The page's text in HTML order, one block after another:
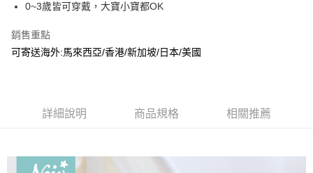
運送方式
全家取貨付款
每筆NT$65，滿NT$1,200(含以上)免運費
7-11取貨付款
付款後7-11取貨
0~3歲皆可穿戴，大寶小寶都OK
銷售重點
可寄送海外:馬來西亞/香港/新加坡/日本/美國
詳細說明 商品規格 相關推薦